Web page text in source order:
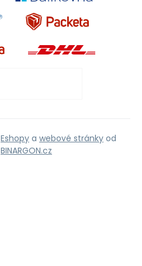
Eshopy a webové stránky od
BINARGON.cz